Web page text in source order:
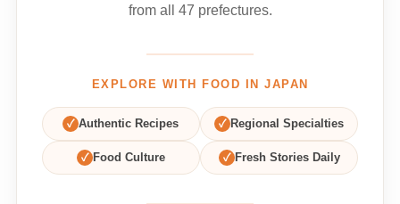
from all 47 prefectures.
EXPLORE WITH FOOD IN JAPAN
✓ Authentic Recipes ✓ Regional Specialties
✓ Food Culture ✓ Fresh Stories Daily